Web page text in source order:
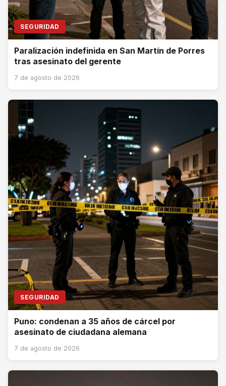
SEGURIDAD
Paralización indefinida en San Martín de Porres
tras asesinato del gerente
7 de agosto de 2026
SEGURIDAD
Puno: condenan a 35 años de cárcel por
asesinato de ciudadana alemana
7 de agosto de 2026